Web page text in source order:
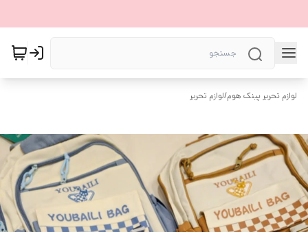
لوازم تحریر پینک هوم/لوازم تحریر